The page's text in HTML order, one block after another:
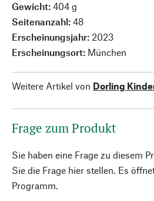
Gewicht: 404 g
Seitenanzahl: 48
Erscheinungsjahr: 2023
Erscheinungsort: München
Weitere Artikel von Dorling
Frage zum Produkt
Sie haben eine Frage zu diesem
Sie die Frage hier stellen. Es
Programm.